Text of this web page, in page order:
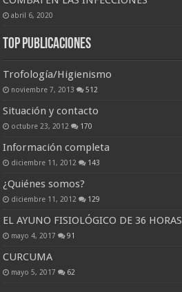
abril 6, 2020
Top Publicaciones
Trofología/Higienismo
noviembre 7, 2013 512
Situación y contacto
octubre 23, 2012 170
Información completa
diciembre 11, 2012 143
¿Quiénes somos?
diciembre 11, 2012 129
EL AYUNO FISIOLÓGICO DE 36 HORAS
mayo 4, 2017 91
CURCUMA
mayo 5, 2017 62